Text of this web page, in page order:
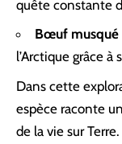
quête constante
Bœuf musqué
l’Arctique grâce à
Dans cette
espèce raconte
de la vie sur